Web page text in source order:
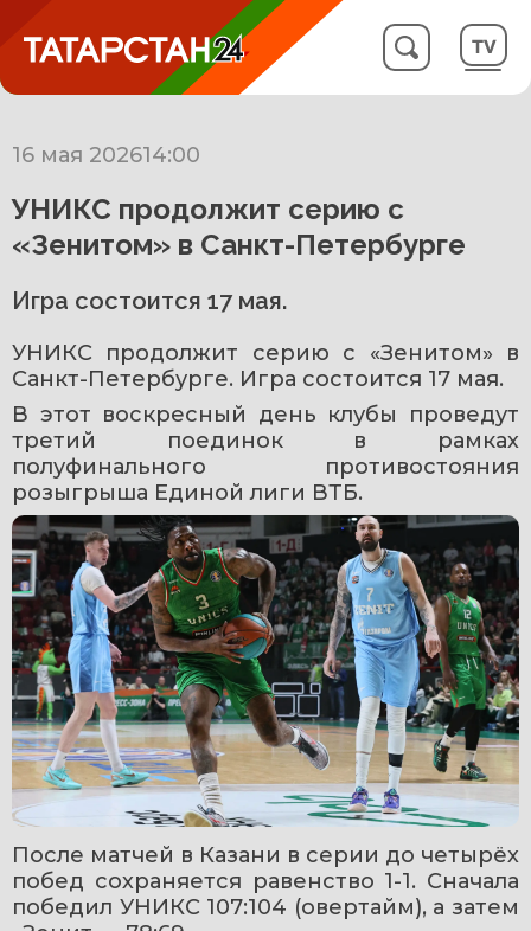
16 мая 202614:00
УНИКС продолжит серию с
«Зенитом» в Санкт-Петербурге
Игра состоится 17 мая.
УНИКС продолжит серию с «Зенитом» в
Санкт-Петербурге. Игра состоится 17 мая.
В этот воскресный день клубы проведут
третий поединок в рамках
полуфинального противостояния
розыгрыша Единой лиги ВТБ.
После матчей в Казани в серии до четырёх
побед сохраняется равенство 1-1. Сначала
победил УНИКС 107:104 (овертайм), а затем